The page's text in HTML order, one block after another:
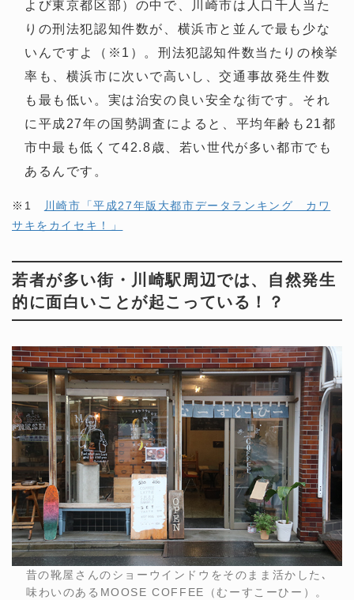
よび東京都区部）の中で、川崎市は人口千人当た
りの刑法犯認知件数が、横浜市と並んで最も少な
いんですよ（※1）。刑法犯認知件数当たりの検挙
率も、横浜市に次いで高いし、交通事故発生件数
も最も低い。実は治安の良い安全な街です。それ
に平成27年の国勢調査によると、平均年齢も21都
市中最も低くて42.8歳、若い世代が多い都市でも
あるんです。
※1
川崎市「平成27年版大都市データランキング カワ
サキをカイセキ！」
若者が多い街・川崎駅周辺では、自然発生
的に面白いことが起こっている！？
昔の靴屋さんのショーウインドウをそのまま活かした､
味わいのあるMOOSE COFFEE（むーすこーひー）。